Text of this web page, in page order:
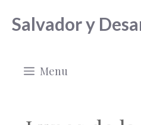
Salvador y
Menu